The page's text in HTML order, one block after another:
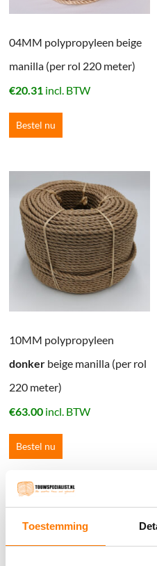
Toestemming
04MM polypropyleen beige
manilla (per rol 220 meter)
€20.31 incl. BTW
Bestel nu
10MM polypropyleen
donker beige manilla (per rol
220 meter)
€63.00 incl. BTW
Bestel nu
Winkelwagen
Geen producten in de